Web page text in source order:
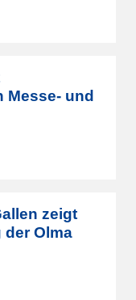
Messe- und
zeigt
Olma